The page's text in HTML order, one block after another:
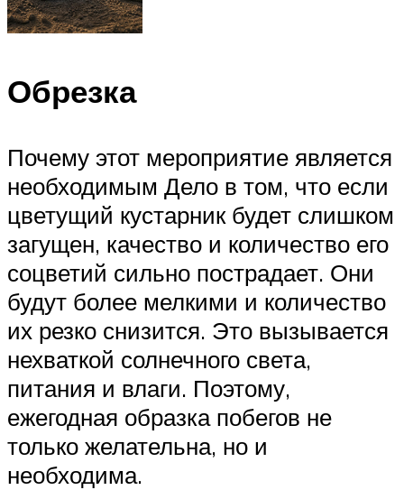
Обрезка
Почему этот мероприятие является
необходимым Дело в том, что если
цветущий кустарник будет слишком
загущен, качество и количество его
соцветий сильно пострадает. Они
будут более мелкими и количество
их резко снизится. Это вызывается
нехваткой солнечного света,
питания и влаги. Поэтому,
ежегодная образка побегов не
только желательна, но и
необходима.